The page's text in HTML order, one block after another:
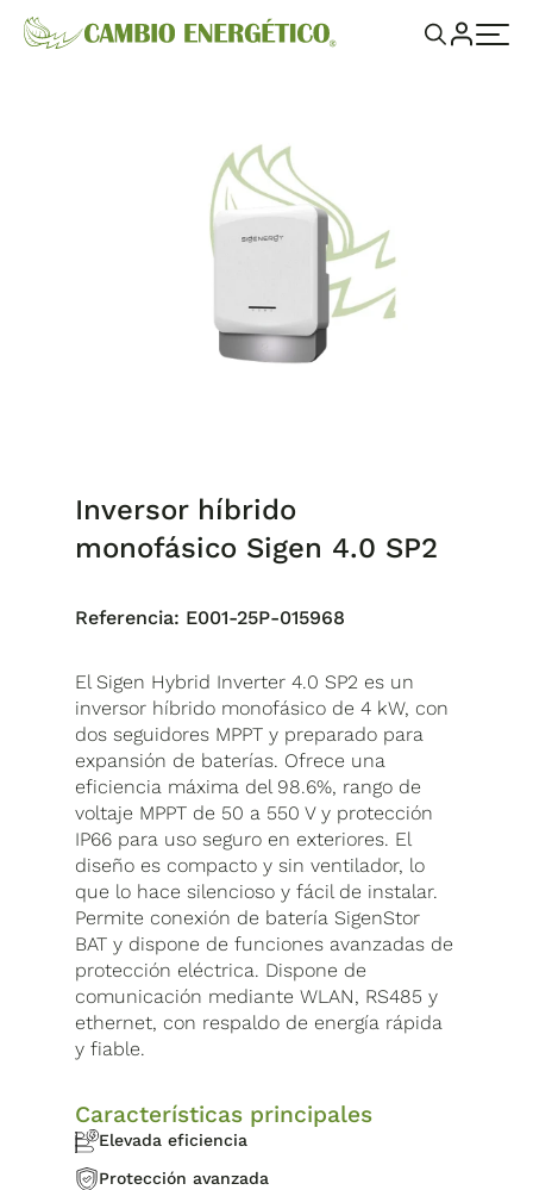
Inversor híbrido
monofásico Sigen 4.0 SP2
Referencia: E001-25P-015968
El Sigen Hybrid Inverter 4.0 SP2 es un
inversor híbrido monofásico de 4 kW, con
dos seguidores MPPT y preparado para
expansión de baterías. Ofrece una
eficiencia máxima del 98.6%, rango de
voltaje MPPT de 50 a 550 V y protección
IP66 para uso seguro en exteriores. El
diseño es compacto y sin ventilador, lo
que lo hace silencioso y fácil de instalar.
Permite conexión de batería SigenStor
BAT y dispone de funciones avanzadas de
protección eléctrica. Dispone de
comunicación mediante WLAN, RS485 y
ethernet, con respaldo de energía rápida
y fiable.
Características principales
Elevada eficiencia
Protección avanzada